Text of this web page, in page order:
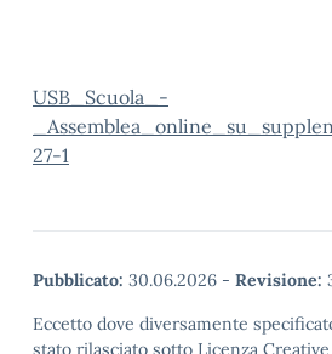
USB_Scuola_-
27-1
Pubblicato: 30.06.2026 - Revisione:
Eccetto dove diversamente
stato rilasciato sotto Licenza